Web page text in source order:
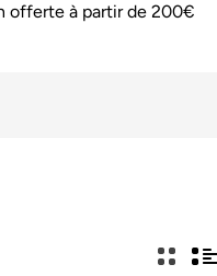
offerte à partir de 200€